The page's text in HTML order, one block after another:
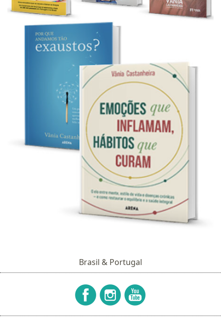
Brasil & Portugal